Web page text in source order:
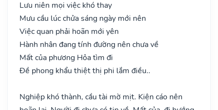
Lưu niên mọi việc khó thay
Mưu cầu lúc chửa sáng ngày mới nên
Việc quan phải hoãn mới yên
Hành nhân đang tính đường nên chưa về
Mất của phương Hỏa tìm đi
Đề phong khẩu thiệt thị phi lắm điều..
Nghiệp khó thành, cầu tài mờ mịt. Kiện cáo nên